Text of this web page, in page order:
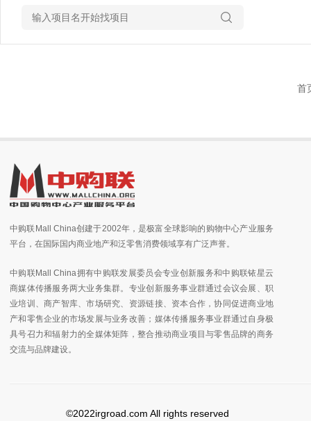
首
中购联Mall China创建于2002年，是极富全球影响的购物中心产业服务
平台，在国际国内商业地产和泛零售消费领域享有广泛声誉。
中购联Mall China拥有中购联发展委员会专业创新服务和中购联铱星云
商媒体传播服务两大业务集群。专业创新服务事业群通过会议会展、职
业培训、商产智库、市场研究、资源链接、资本合作，协同促进商业地
产和零售企业的市场发展与业务改善；媒体传播服务事业群通过自身极
具号召力和辐射力的全媒体矩阵，整合推动商业项目与零售品牌的商务
交流与品牌建设。
©2022irgroad.com All rights reserved